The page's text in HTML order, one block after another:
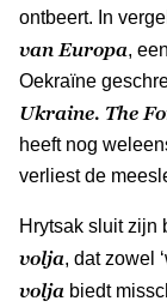
ontbeert. In
van Europa,
Oekraïne
Ukraine. The
heeft nog
verliest de
Hrytsak sluit zijn
volja, dat zowel
volja biedt